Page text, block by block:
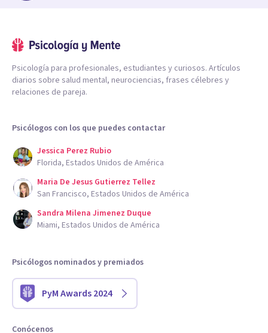
Psicología para profesionales, estudiantes y curiosos. Artículos
diarios sobre salud mental, neurociencias, frases célebres y
relaciones de pareja.
Psicólogos con los que puedes contactar
Jessica Perez Rubio
Florida, Estados Unidos de América
Maria De Jesus Gutierrez Tellez
San Francisco, Estados Unidos de América
Sandra Milena Jimenez Duque
Miami, Estados Unidos de América
Psicólogos nominados y premiados
PyM Awards 2024
Conócenos